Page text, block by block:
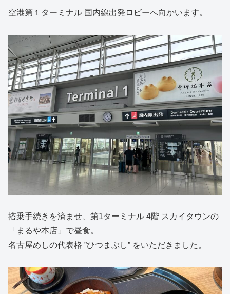
空港第１ターミナル 国内線出発ロビーへ向かいます。
搭乗手続きを済ませ、第1ターミナル 4階 スカイタウンの
「まるや本店」で昼食。
名古屋めしの代表格 ”ひつまぶし” をいただきました。